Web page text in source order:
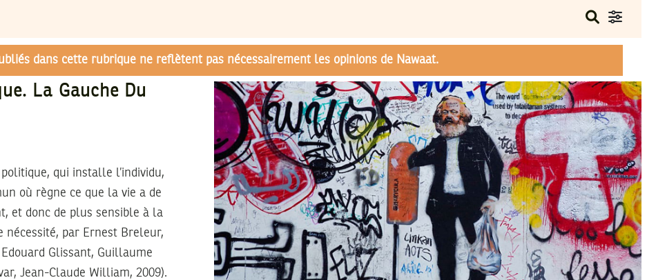
dans cette rubrique ne reflètent pas nécessairement les opinions de Nawaat.
La Gauche Du
qui installe l’individu,
où règne ce que la vie a de
et donc de plus sensible à la
nécessité, par Ernest Breleur,
Glissant, Guillaume
Jean-Claude William, 2009).